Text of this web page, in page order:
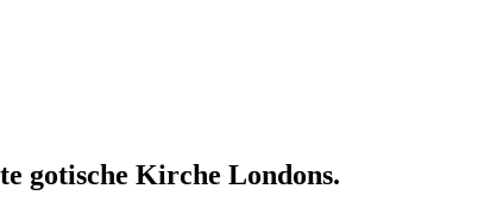
gotische Kirche Londons.